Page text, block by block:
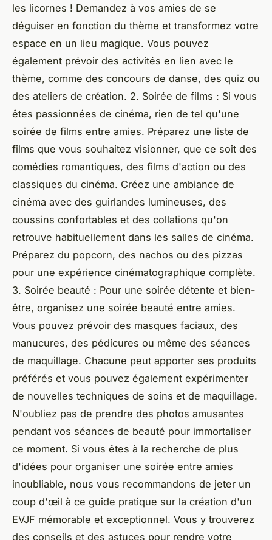
les licornes ! Demandez à vos amies de se
déguiser en fonction du thème et transformez votre
espace en un lieu magique. Vous pouvez
également prévoir des activités en lien avec le
thème, comme des concours de danse, des quiz ou
des ateliers de création. 2. Soirée de films : Si vous
êtes passionnées de cinéma, rien de tel qu'une
soirée de films entre amies. Préparez une liste de
films que vous souhaitez visionner, que ce soit des
comédies romantiques, des films d'action ou des
classiques du cinéma. Créez une ambiance de
cinéma avec des guirlandes lumineuses, des
coussins confortables et des collations qu'on
retrouve habituellement dans les salles de cinéma.
Préparez du popcorn, des nachos ou des pizzas
pour une expérience cinématographique complète.
3. Soirée beauté : Pour une soirée détente et bien-
être, organisez une soirée beauté entre amies.
Vous pouvez prévoir des masques faciaux, des
manucures, des pédicures ou même des séances
de maquillage. Chacune peut apporter ses produits
préférés et vous pouvez également expérimenter
de nouvelles techniques de soins et de maquillage.
N'oubliez pas de prendre des photos amusantes
pendant vos séances de beauté pour immortaliser
ce moment. Si vous êtes à la recherche de plus
d'idées pour organiser une soirée entre amies
inoubliable, nous vous recommandons de jeter un
coup d'œil à ce guide pratique sur la création d'un
EVJF mémorable et exceptionnel. Vous y trouverez
des conseils et des astuces pour rendre votre